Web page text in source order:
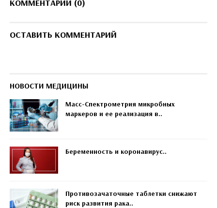
КОММЕНТАРИИ (0)
ОСТАВИТЬ КОММЕНТАРИЙ
НОВОСТИ МЕДИЦИНЫ
Масс-Спектрометрия микробных
маркеров и ее реализация в..
Беременность и коронавирус..
Противозачаточные таблетки снижают
риск развития рака..